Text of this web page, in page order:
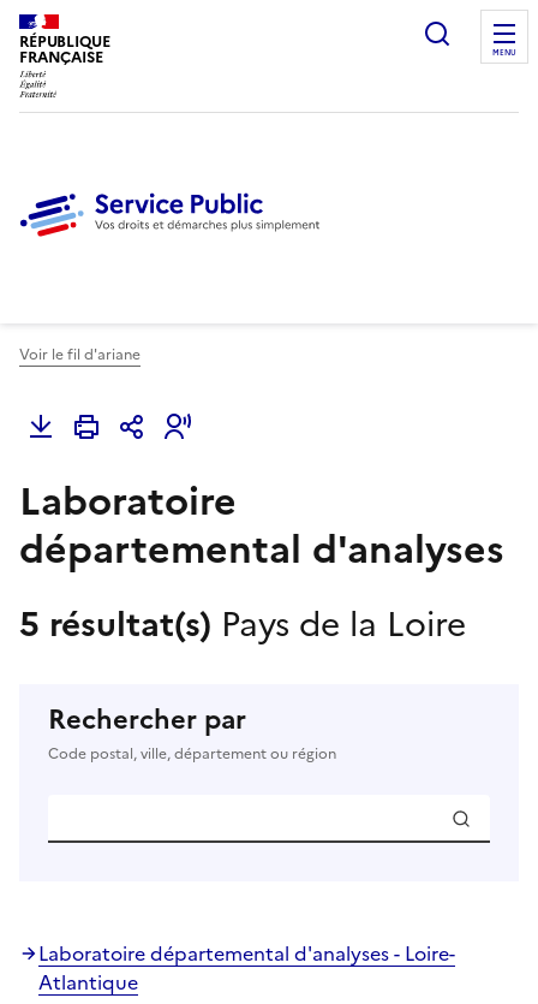
RÉPUBLIQUE
FRANÇAISE
Ouvrir
MENU
Voir le fil d'ariane
Laboratoire
départemental d'analyses
5 résultat(s) Pays de la Loire
Rechercher par
Code postal, ville, département ou région
Laboratoire départemental d'analyses - Loire-
Atlantique